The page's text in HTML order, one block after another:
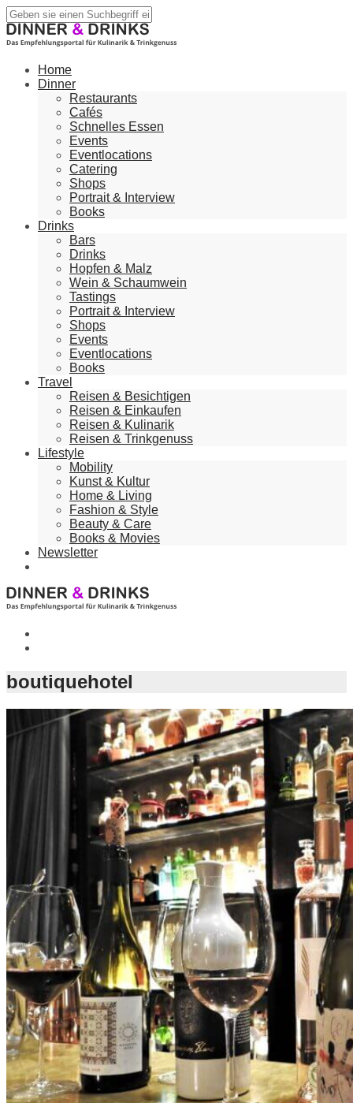
Home
Dinner
Restaurants
Cafés
Schnelles Essen
Events
Eventlocations
Catering
Shops
Portrait & Interview
Books
Drinks
Bars
Drinks
Hopfen & Malz
Wein & Schaumwein
Tastings
Portrait & Interview
Shops
Events
Eventlocations
Books
Travel
Reisen & Besichtigen
Reisen & Einkaufen
Reisen & Kulinarik
Reisen & Trinkgenuss
Lifestyle
Mobility
Kunst & Kultur
Home & Living
Fashion & Style
Beauty & Care
Books & Movies
Newsletter
boutiquehotel